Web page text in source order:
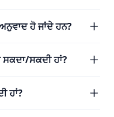
ਹੋ ਜਾਂਦੇ ਹਨ?
ਸਕਦੀ ਹਾਂ?
ਹਾਂ?